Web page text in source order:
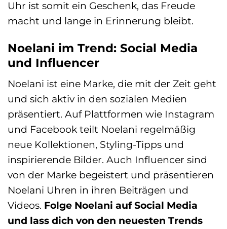
Uhr ist somit ein Geschenk, das Freude
macht und lange in Erinnerung bleibt.
Noelani im Trend: Social Media
und Influencer
Noelani ist eine Marke, die mit der Zeit geht
und sich aktiv in den sozialen Medien
präsentiert. Auf Plattformen wie Instagram
und Facebook teilt Noelani regelmäßig
neue Kollektionen, Styling-Tipps und
inspirierende Bilder. Auch Influencer sind
von der Marke begeistert und präsentieren
Noelani Uhren in ihren Beiträgen und
Videos. Folge Noelani auf Social Media
und lass dich von den neuesten Trends